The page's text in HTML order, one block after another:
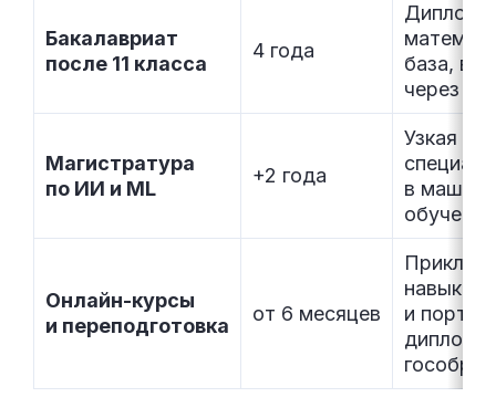
Бакалавриат
после 11 класса
4 года
Диплом,
база,
через
Магистратура
по ИИ и ML
+2 года
Узкая
в
обучении
Онлайн-курсы
и переподготовка
от 6 месяцев
навыки
и
диплома